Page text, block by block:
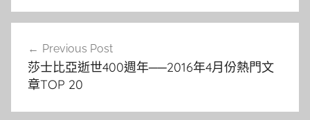
導
覽
Previous Post
莎士比亞逝世400週年──2016年4月份熱門文
章TOP 20